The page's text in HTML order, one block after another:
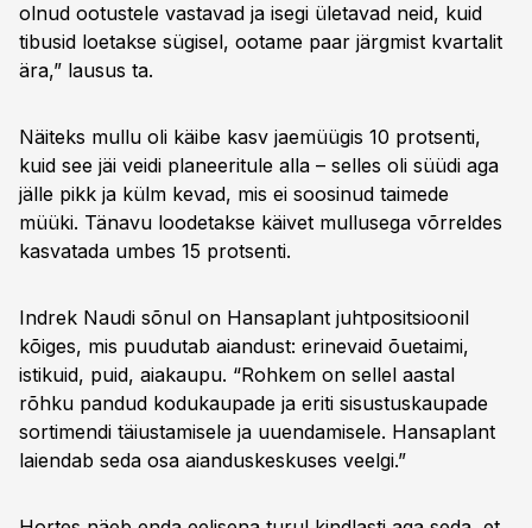
olnud ootustele vastavad ja isegi ületavad neid, kuid
tibusid loetakse sügisel, ootame paar järgmist kvartalit
ära,” lausus ta.
Näiteks mullu oli käibe kasv jaemüügis 10 protsenti,
kuid see jäi veidi planeeritule alla – selles oli süüdi aga
jälle pikk ja külm kevad, mis ei soosinud taimede
müüki. Tänavu loodetakse käivet mullusega võrreldes
kasvatada umbes 15 protsenti.
Indrek Naudi sõnul on Hansaplant juhtpositsioonil
kõiges, mis puudutab aiandust: erinevaid õuetaimi,
istikuid, puid, aiakaupu. “Rohkem on sellel aastal
rõhku pandud kodukaupade ja eriti sisustuskaupade
sortimendi täiustamisele ja uuendamisele. Hansaplant
laiendab seda osa aianduskeskuses veelgi.”